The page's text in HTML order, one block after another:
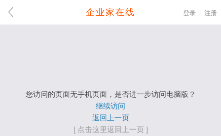
企业家在线 登录 注册
您访问的页面无手机页面，是否进一步访问电脑版？
继续访问
返回上一页
[ 点击这里返回上一页 ]